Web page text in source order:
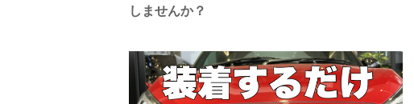
しませんか？